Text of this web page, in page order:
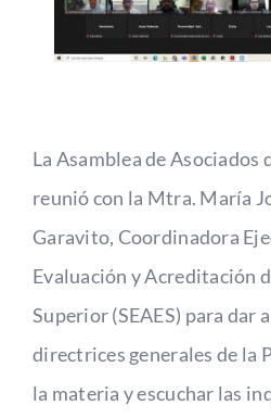
La Asamblea de Asociados
reunió con la Mtra. María
Garavito, Coordinadora
Evaluación y Acreditación
Superior (SEAES) para dar
directrices generales de la
la materia y escuchar las